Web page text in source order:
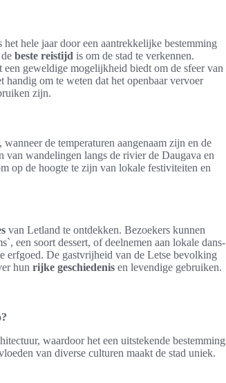
hele jaar door een aantrekkelijke bestemming
beste reistijd is om de stad te verkennen.
geweldige mogelijkheid biedt om de sfeer van
om te weten dat het openbaar vervoer
zijn.
de temperaturen aangenaam zijn en de
van wandelingen langs de rivier de Daugava en
op de hoogte te zijn van lokale festiviteiten en
van Letland te ontdekken. Bezoekers kunnen
een soort dessert, of deelnemen aan lokale dans-
erfgoed. De gastvrijheid van de Letse bevolking
hun rijke geschiedenis en levendige gebruiken.
waardoor het een uitstekende bestemming
van diverse culturen maakt de stad uniek.